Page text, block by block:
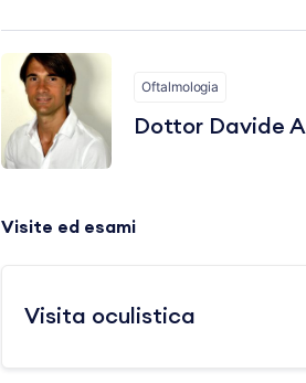
Oftalmologia
Dottor Davide
Visite ed esami
Visita oculistica